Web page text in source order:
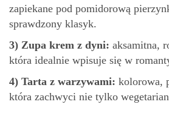
zapiekane pod pomidorową
sprawdzony klasyk.
3) Zupa krem z dyni: aksamitna,
która idealnie wpisuje się w
4) Tarta z warzywami: kolorowa,
która zachwyci nie tylko